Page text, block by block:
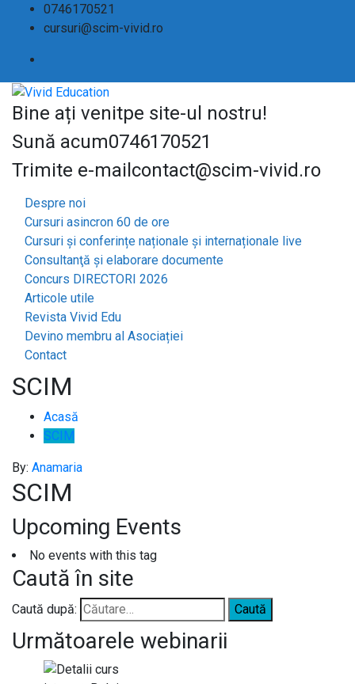
0746170521
cursuri@scim-vivid.ro
Bine ați venitpe site-ul nostru!
Sună acum0746170521
Trimite e-mailcontact@scim-vivid.ro
Despre noi
Cursuri asincron 60 de ore
Cursuri și conferințe naționale și internaționale live
Consultanţă și elaborare documente
Concurs DIRECTORI 2026
Articole utile
Revista Vivid Edu
Devino membru al Asociației
Contact
SCIM
Acasă
SCIM
By: Anamaria
SCIM
Upcoming Events
No events with this tag
Caută în site
Caută după:
Următoarele webinarii